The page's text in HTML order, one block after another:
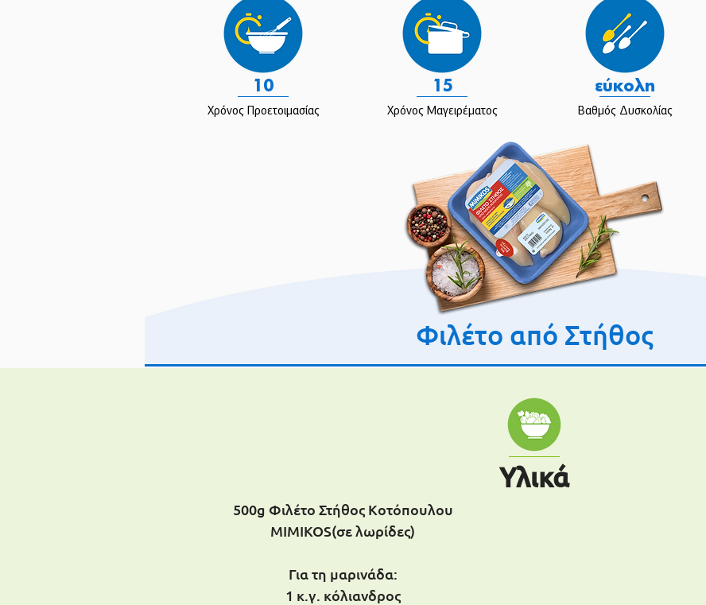
10 15 εύκολη
Χρόνος Μαγειρέματος
Χρόνος Προετοιμασίας Βαθμός Δυσκολίας
Φιλέτο από Στήθος
Υλικά
500g Φιλέτο Στήθος Κοτόπουλου
MIMIKOS(σε λωρίδες)
Για τη μαρινάδα:
1 κ.γ. κόλιανδρος